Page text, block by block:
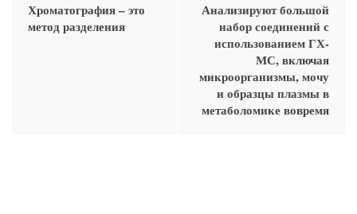
Хроматография – это
метод разделения
Анализируют большой
набор соединений с
использованием ГХ-
МС, включая
микроорганизмы, мочу
и образцы плазмы в
метаболомике вовремя